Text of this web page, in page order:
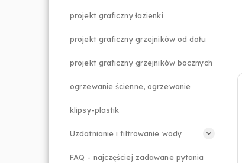
projekt graficzny łazienki
projekt graficzny grzejników od dołu
projekt graficzny grzejników bocznych
ogrzewanie ścienne, ogrzewanie
klipsy-plastik
Uzdatnianie i filtrowanie wody
FAQ - najczęściej zadawane pytania